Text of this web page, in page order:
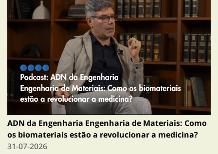
ADN da Engenharia Engenharia de Materiais: Como
os biomateriais estão a revolucionar a medicina?
31-07-2026